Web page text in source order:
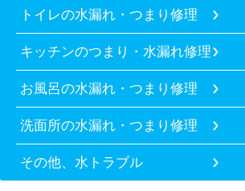
トイレの水漏れ・つまり修理
キッチンのつまり・水漏れ修理
お風呂の水漏れ・つまり修理
洗面所の水漏れ・つまり修理
その他、水トラブル